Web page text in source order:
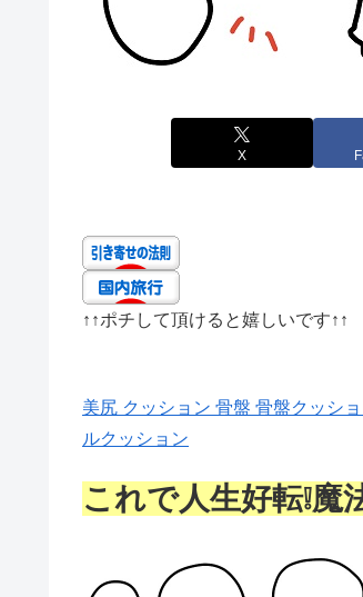
X
↑↑ポチして頂けると嬉しいです↑↑
美尻 クッション 骨盤 骨盤クッシ
ルクッション
これで人生好転❕